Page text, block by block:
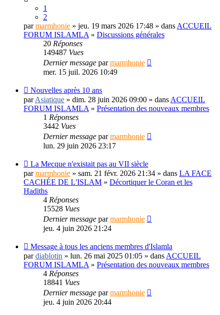
1
2
parmarmhonie » jeu. 19 mars 2026 17:48 » dans ACCUEIL
FORUM ISLAMLA » Discussions générales
20 Réponses
149487 Vues
Dernier message parmarmhonie
mer. 15 juil. 2026 10:49
Nouvelles après 10 ans
parAsiatique » dim. 28 juin 2026 09:00 » dans ACCUEIL
FORUM ISLAMLA » Présentation des nouveaux membres
1 Réponses
3442 Vues
Dernier message parmarmhonie
lun. 29 juin 2026 23:17
La Mecque n'existait pas au VII siècle
parmarmhonie » sam. 21 févr. 2026 21:34 » dans LA FACE
CACHÉE DE L'ISLAM » Décortiquer le Coran et les
Hadiths
4 Réponses
15528 Vues
Dernier message parmarmhonie
jeu. 4 juin 2026 21:24
Message à tous les anciens membres d'Islamla
pardiablotin » lun. 26 mai 2025 01:05 » dans ACCUEIL
FORUM ISLAMLA » Présentation des nouveaux membres
4 Réponses
18841 Vues
Dernier message parmarmhonie
jeu. 4 juin 2026 20:44